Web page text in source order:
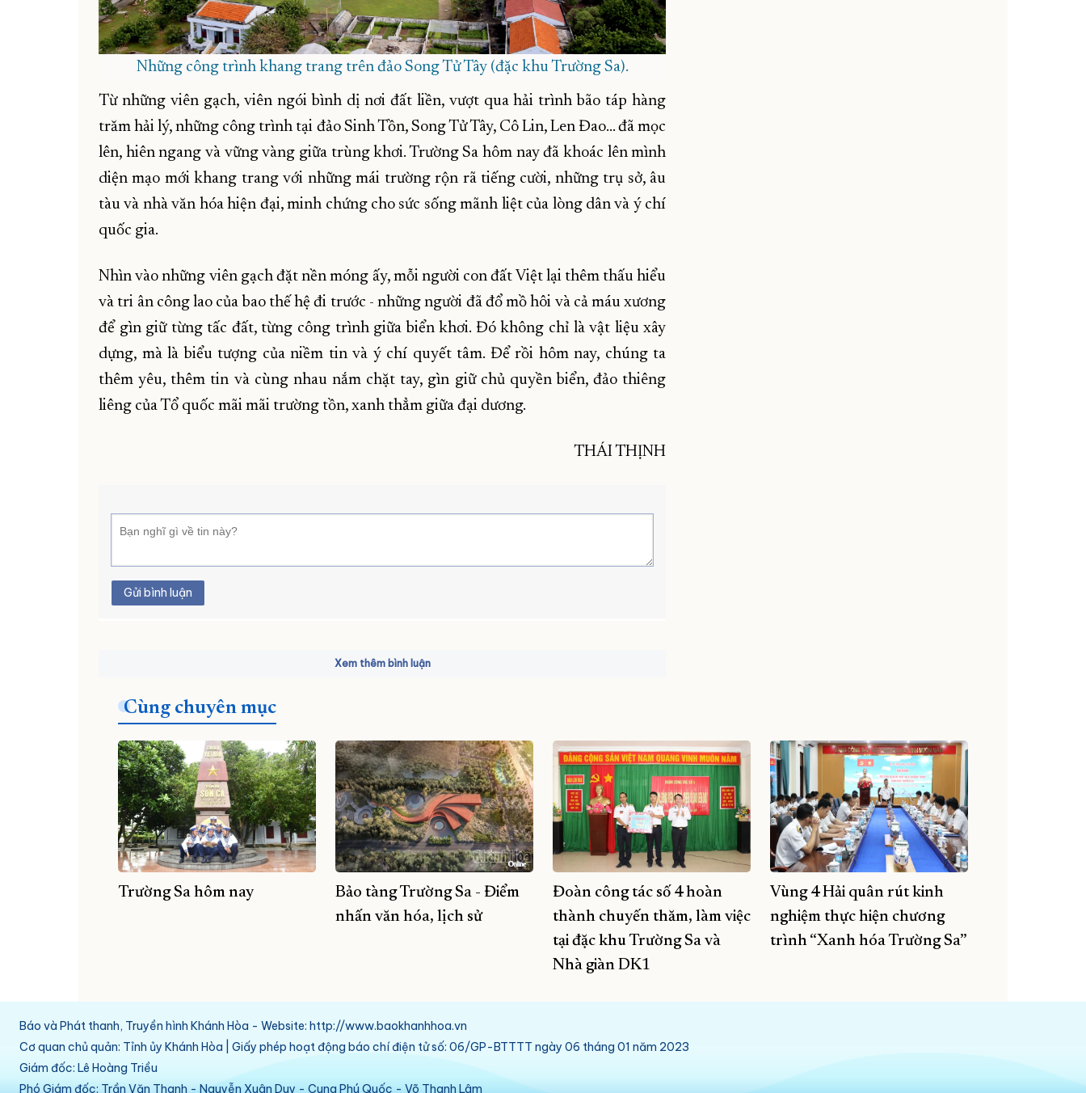
Những công trình khang trang trên đảo Song Tử Tây (đặc khu Trường Sa).
Từ những viên gạch, viên ngói bình dị nơi đất liền, vượt qua hải trình bão táp hàng
trăm hải lý, những công trình tại đảo Sinh Tồn, Song Tử Tây, Cô Lin, Len Đao... đã mọc
lên, hiên ngang và vững vàng giữa trùng khơi. Trường Sa hôm nay đã khoác lên mình
diện mạo mới khang trang với những mái trường rộn rã tiếng cười, những trụ sở, âu
tàu và nhà văn hóa hiện đại, minh chứng cho sức sống mãnh liệt của lòng dân và ý chí
quốc gia.
Nhìn vào những viên gạch đặt nền móng ấy, mỗi người con đất Việt lại thêm thấu hiểu
và tri ân công lao của bao thế hệ đi trước - những người đã đổ mồ hôi và cả máu xương
để gìn giữ từng tấc đất, từng công trình giữa biển khơi. Đó không chỉ là vật liệu xây
dựng, mà là biểu tượng của niềm tin và ý chí quyết tâm. Để rồi hôm nay, chúng ta
thêm yêu, thêm tin và cùng nhau nắm chặt tay, gìn giữ chủ quyền biển, đảo thiêng
liêng của Tổ quốc mãi mãi trường tồn, xanh thẳm giữa đại dương.
THÁI THỊNH
Gửi bình luận
Xem thêm bình luận
Cùng chuyên mục
Trường Sa hôm nay
Bảo tàng Trường Sa - Điểm
nhấn văn hóa, lịch sử
Đoàn công tác số 4 hoàn
thành chuyến thăm, làm việc
tại đặc khu Trường Sa và
Nhà giàn DK1
Vùng 4 Hải quân rút kinh
nghiệm thực hiện chương
trình “Xanh hóa Trường Sa”
Báo và Phát thanh, Truyền hình Khánh Hòa - Website: http://www.baokhanhhoa.vn
Cơ quan chủ quản: Tỉnh ủy Khánh Hòa | Giấy phép hoạt động báo chí điện tử số: 06/GP-BTTTT ngày 06 tháng 01 năm 2023
Giám đốc: Lê Hoàng Triều
Phó Giám đốc: Trần Văn Thanh - Nguyễn Xuân Duy - Cung Phú Quốc - Võ Thanh Lâm